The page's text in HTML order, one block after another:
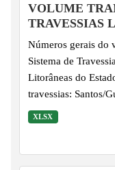
fornecedores dos
Civil do Estado de
Estado de São...
VOLUME
TRAVESSIAS
Números gerais do
Sistema de
Litorâneas do
travessias: Santos/
Sebastião/Ilhabela,
Comprida,
XLSX